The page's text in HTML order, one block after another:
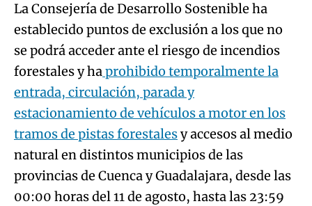
La Consejería de Desarrollo Sostenible ha
establecido puntos de exclusión a los que no
se podrá acceder ante el riesgo de incendios
forestales y haprohibido temporalmente la
entrada, circulación, parada y
estacionamiento de vehículos a motor en los
tramos de pistas forestalesy accesos al medio
natural en distintos municipios de las
provincias de Cuenca y Guadalajara, desde las
00:00 horas del 11 de agosto, hasta las 23:59